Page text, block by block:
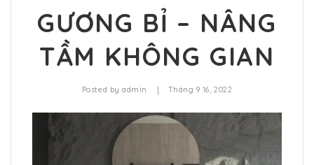
GƯƠNG BỈ – NÂNG
TẦM KHÔNG GIAN
Posted byadmin | Tháng 9 16, 2022